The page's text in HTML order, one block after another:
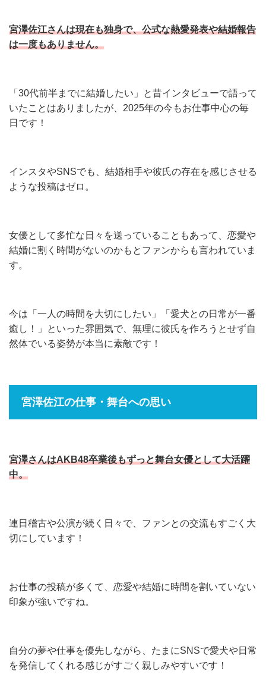
宮澤佐江さんは現在も独身で、公式な熱愛発表や結婚報告
は一度もありません。
「30代前半までに結婚したい」と昔インタビューで語って
いたことはありましたが、2025年の今もお仕事中心の毎
日です！
インスタやSNSでも、結婚相手や彼氏の存在を感じさせる
ような投稿はゼロ。
女優として多忙な日々を送っていることもあって、恋愛や
結婚に割く時間がないのかもとファンからも言われていま
す。
今は「一人の時間を大切にしたい」「愛犬との日常が一番
癒し！」といった雰囲気で、無理に彼氏を作ろうとせず自
然体でいる姿勢が本当に素敵です！
宮澤佐江の仕事・舞台への思い
宮澤さんはAKB48卒業後もずっと舞台女優として大活躍
中。
連日稽古や公演が続く日々で、ファンとの交流もすごく大
切にしています！
お仕事の投稿が多くて、恋愛や結婚に時間を割いていない
印象が強いですね。
自分の夢や仕事を優先しながら、たまにSNSで愛犬や日常
を発信してくれる感じがすごく親しみやすいです！